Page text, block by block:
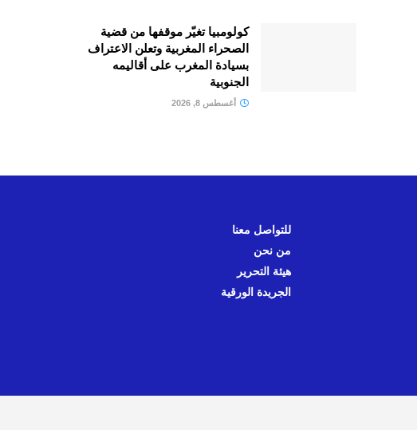
كولومبيا تغيّر موقفها من قضية
الصحراء المغربية وتعلن الاعتراف
بسيادة المغرب على أقاليمه
الجنوبية
أغسطس 8, 2026
للتواصل معنا
من نحن
هيئة التحرير
الجريدة الورقية